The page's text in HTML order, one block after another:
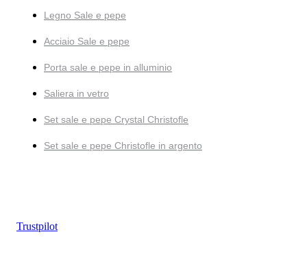
Legno Sale e pepe
Acciaio Sale e pepe
Porta sale e pepe in alluminio
Saliera in vetro
Set sale e pepe Crystal Christofle
Set sale e pepe Christofle in argento
Trustpilot